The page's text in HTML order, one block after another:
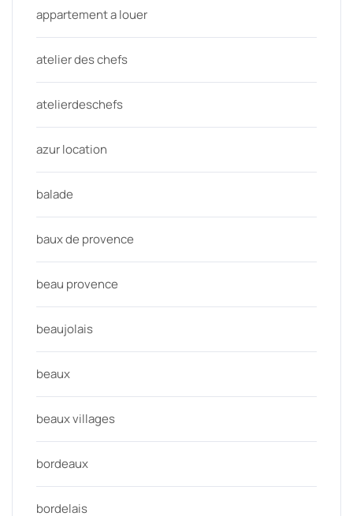
appartement a louer
atelier des chefs
atelierdeschefs
azur location
balade
baux de provence
beau provence
beaujolais
beaux
beaux villages
bordeaux
bordelais